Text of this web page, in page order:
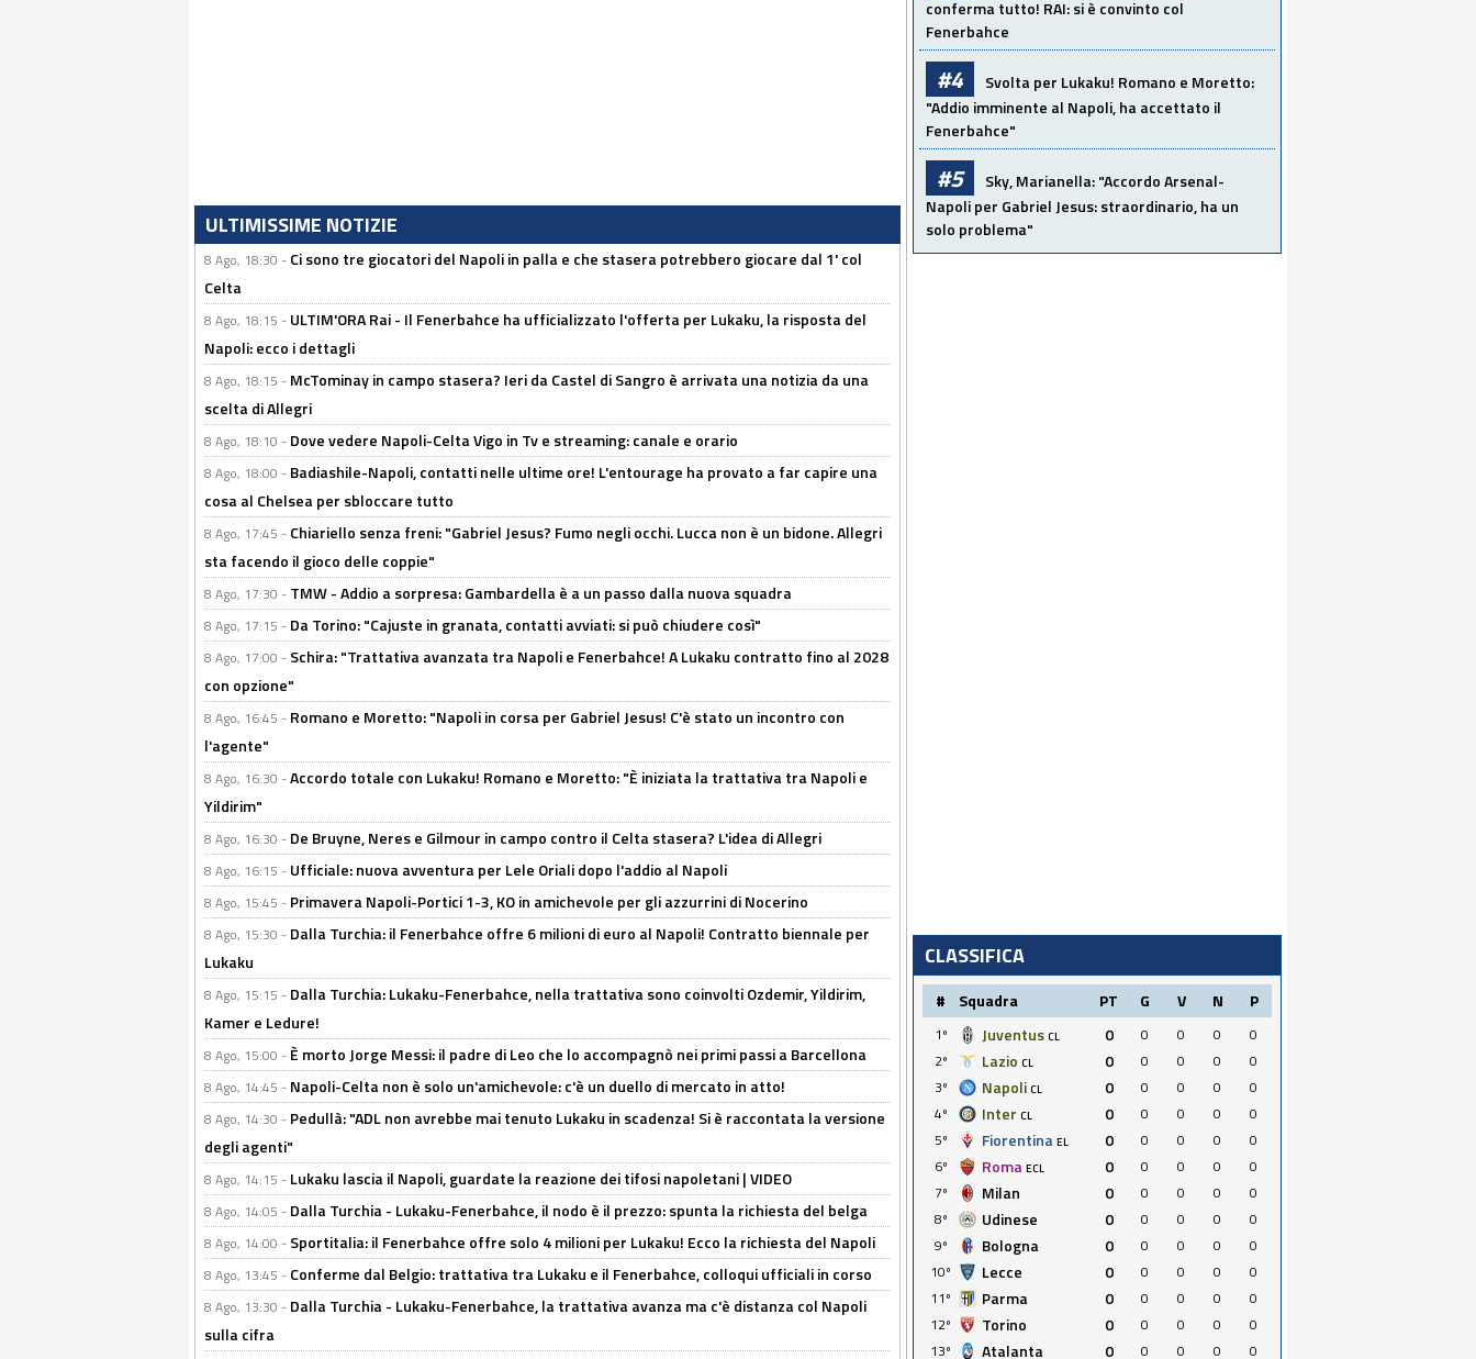
ULTIMISSIME NOTIZIE
8 Ago, 18:30 - Ci sono tre giocatori del Napoli in palla e che stasera potrebbero giocare dal 1' col
Celta
8 Ago, 18:15 - ULTIM'ORA Rai - Il Fenerbahce ha ufficializzato l'offerta per Lukaku, la risposta del
Napoli: ecco i dettagli
8 Ago, 18:15 - McTominay in campo stasera? Ieri da Castel di Sangro è arrivata una notizia da una
scelta di Allegri
8 Ago, 18:10 - Dove vedere Napoli-Celta Vigo in Tv e streaming: canale e orario
8 Ago, 18:00 - Badiashile-Napoli, contatti nelle ultime ore! L'entourage ha provato a far capire una
cosa al Chelsea per sbloccare tutto
8 Ago, 17:45 - Chiariello senza freni: "Gabriel Jesus? Fumo negli occhi. Lucca non è un bidone. Allegri
sta facendo il gioco delle coppie"
8 Ago, 17:30 - TMW - Addio a sorpresa: Gambardella è a un passo dalla nuova squadra
8 Ago, 17:15 - Da Torino: "Cajuste in granata, contatti avviati: si può chiudere così"
8 Ago, 17:00 - Schira: "Trattativa avanzata tra Napoli e Fenerbahce! A Lukaku contratto fino al 2028
con opzione"
8 Ago, 16:45 - Romano e Moretto: "Napoli in corsa per Gabriel Jesus! C'è stato un incontro con
l'agente"
8 Ago, 16:30 -Accordo totale con Lukaku! Romano e Moretto: "È iniziata la trattativa tra Napoli e
Yildirim"
8 Ago, 16:30 - De Bruyne, Neres e Gilmour in campo contro il Celta stasera? L'idea di Allegri
8 Ago, 16:15 - Ufficiale: nuova avventura per Lele Oriali dopo l'addio al Napoli
8 Ago, 15:45 - Primavera Napoli-Portici 1-3, KO in amichevole per gli azzurrini di Nocerino
8 Ago, 15:30 - Dalla Turchia: il Fenerbahce offre 6 milioni di euro al Napoli! Contratto biennale per
Lukaku
8 Ago, 15:15 - Dalla Turchia: Lukaku-Fenerbahce, nella trattativa sono coinvolti Ozdemir, Yildirim,
Kamer e Ledure!
8 Ago, 15:00 - È morto Jorge Messi: il padre di Leo che lo accompagnò nei primi passi a Barcellona
8 Ago, 14:45 - Napoli-Celta non è solo un'amichevole: c'è un duello di mercato in atto!
8 Ago, 14:30 - Pedullà: "ADL non avrebbe mai tenuto Lukaku in scadenza! Si è raccontata la versione
degli agenti"
8 Ago, 14:15 - Lukaku lascia il Napoli, guardate la reazione dei tifosi napoletani | VIDEO
8 Ago, 14:05 - Dalla Turchia - Lukaku-Fenerbahce, il nodo è il prezzo: spunta la richiesta del belga
8 Ago, 14:00 - Sportitalia: il Fenerbahce offre solo 4 milioni per Lukaku! Ecco la richiesta del Napoli
8 Ago, 13:45 - Conferme dal Belgio: trattativa tra Lukaku e il Fenerbahce, colloqui ufficiali in corso
8 Ago, 13:30 - Dalla Turchia - Lukaku-Fenerbahce, la trattativa avanza ma c'è distanza col Napoli
sulla cifra
conferma tutto! RAI: si è convinto col
Fenerbahce
#4
Svolta per Lukaku! Romano e Moretto:
"Addio imminente al Napoli, ha accettato il
Fenerbahce"
#5
Sky, Marianella: "Accordo Arsenal-
Napoli per Gabriel Jesus: straordinario, ha un
solo problema"
CLASSIFICA
# Squadra PT G V N P
1º Juventus CL 0 0 0 0
0
2º
Lazio CL 0 0 0 0
0
3º
Napoli CL 0 0 0 0
0
4º
Inter CL 0 0 0 0
0
5º
Fiorentina EL 0 0 0 0
0
6º
Roma ECL 0 0 0 0
0
7º
Milan 0 0 0 0
0
8º
Udinese 0 0 0 0
0
9º
Bologna 0 0 0 0
0
10º
Lecce 0 0 0 0
0
11º
Parma 0 0 0 0
0
12º
Torino 0 0 0 0
0
13º
Atalanta 0 0 0 0 0